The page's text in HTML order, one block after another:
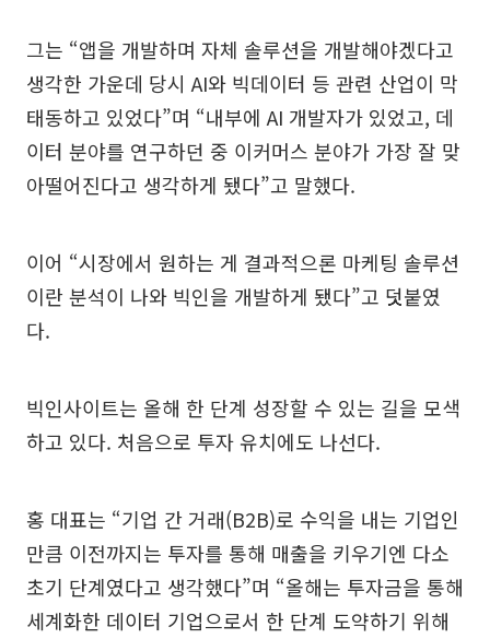
그는 “앱을 개발하며 자체 솔루션을 개발해야겠다고
생각한 가운데 당시 AI와 빅데이터 등 관련 산업이 막
태동하고 있었다”며 “내부에 AI 개발자가 있었고, 데
이터 분야를 연구하던 중 이커머스 분야가 가장 잘 맞
아떨어진다고 생각하게 됐다”고 말했다.
이어 “시장에서 원하는 게 결과적으론 마케팅 솔루션
이란 분석이 나와 빅인을 개발하게 됐다”고 덧붙였
다.
빅인사이트는 올해 한 단계 성장할 수 있는 길을 모색
하고 있다. 처음으로 투자 유치에도 나선다.
홍 대표는 “기업 간 거래(B2B)로 수익을 내는 기업인
만큼 이전까지는 투자를 통해 매출을 키우기엔 다소
초기 단계였다고 생각했다”며 “올해는 투자금을 통해
세계화한 데이터 기업으로서 한 단계 도약하기 위해